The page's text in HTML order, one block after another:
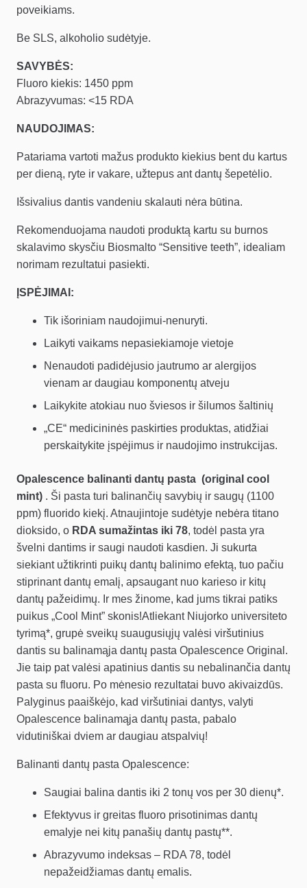
poveikiams.
Be SLS, alkoholio sudėtyje.
SAVYBĖS:
Fluoro kiekis: 1450 ppm
Abrazyvumas: <15 RDA
NAUDOJIMAS:
Patariama vartoti mažus produkto kiekius bent du kartus
per dieną, ryte ir vakare, užtepus ant dantų šepetėlio.
Išsivalius dantis vandeniu skalauti nėra būtina.
Rekomenduojama naudoti produktą kartu su burnos
skalavimo skysčiu Biosmalto “Sensitive teeth”, idealiam
norimam rezultatui pasiekti.
ĮSPĖJIMAI:
Tik išoriniam naudojimui-nenuryti.
Laikyti vaikams nepasiekiamoje vietoje
Nenaudoti padidėjusio jautrumo ar alergijos
vienam ar daugiau komponentų atveju
Laikykite atokiau nuo šviesos ir šilumos šaltinių
„CE“ medicininės paskirties produktas, atidžiai
perskaitykite įspėjimus ir naudojimo instrukcijas.
Opalescence balinanti dantų pasta (original cool
mint) . Ši pasta turi balinančių savybių ir saugų (1100
ppm) fluorido kiekį. Atnaujintoje sudėtyje nebėra titano
dioksido, o RDA sumažintas iki 78, todėl pasta yra
švelni dantims ir saugi naudoti kasdien. Ji sukurta
siekiant užtikrinti puikų dantų balinimo efektą, tuo pačiu
stiprinant dantų emalį, apsaugant nuo karieso ir kitų
dantų pažeidimų. Ir mes žinome, kad jums tikrai patiks
puikus „Cool Mint” skonis!Atliekant Niujorko universiteto
tyrimą*, grupė sveikų suaugusiųjų valėsi viršutinius
dantis su balinamąja dantų pasta Opalescence Original.
Jie taip pat valėsi apatinius dantis su nebalinančia dantų
pasta su fluoru. Po mėnesio rezultatai buvo akivaizdūs.
Palyginus paaiškėjo, kad viršutiniai dantys, valyti
Opalescence balinamąja dantų pasta, pabalo
vidutiniškai dviem ar daugiau atspalvių!
Balinanti dantų pasta Opalescence:
Saugiai balina dantis iki 2 tonų vos per 30 dienų*.
Efektyvus ir greitas fluoro prisotinimas dantų
emalyje nei kitų panašių dantų pastų**.
Abrazyvumo indeksas – RDA 78, todėl
nepažeidžiamas dantų emalis.